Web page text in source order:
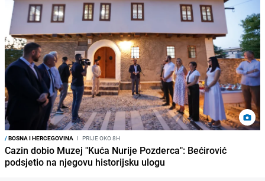
/BOSNA I HERCEGOVINA I PRIJE OKO 8H
Cazin dobio Muzej "Kuća Nurije Pozderca": Bećirović
podsjetio na njegovu historijsku ulogu